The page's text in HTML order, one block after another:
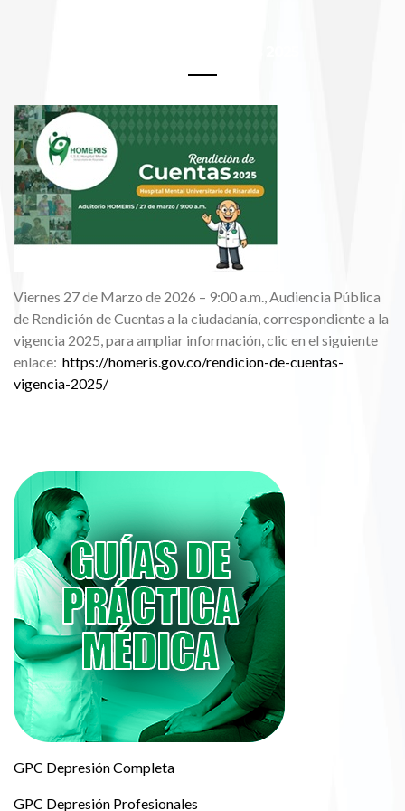
Viernes 27 de Marzo de 2026 – 9:00 a.m., Audiencia Pública
de Rendición de Cuentas a la ciudadanía, correspondiente a la
vigencia 2025, para ampliar información, clic en el siguiente
enlace: https://homeris.gov.co/rendicion-de-cuentas-
vigencia-2025/
GPC Depresión Completa
GPC Depresión Profesionales